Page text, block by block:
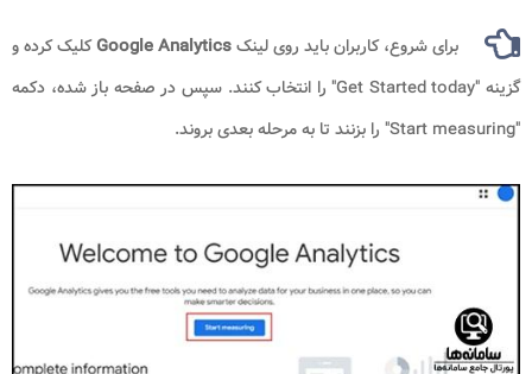
برای شروع، کاربران باید روی لینکGoogle Analyticsکلیک کرده و
گزینه "Get Started today" را انتخاب کنند. سپس در صفحه باز شده، دکمه
"Start measuring" را بزنند تا به مرحله بعدی بروند.